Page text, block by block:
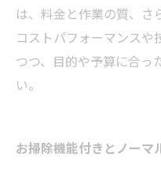
は、料金と作業の質、さ
コストパフォーマンスや
つつ、目的や予算に合っ
い。
お掃除機能付きとノーマ